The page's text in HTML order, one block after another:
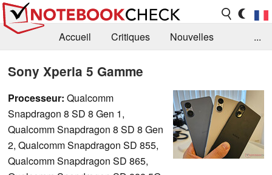
Accueil Critiques
Nouvelles
...
Sony Xperia 5 Gamme
Processeur: Qualcomm
Snapdragon 8 SD 8 Gen 1,
Qualcomm Snapdragon 8 SD 8 Gen
2, Qualcomm Snapdragon SD 855,
Qualcomm Snapdragon SD 865,